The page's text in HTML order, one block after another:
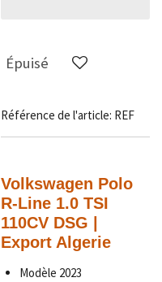
Épuisé
Référence de l'article: REF
Volkswagen Polo
R-Line 1.0 TSI
110CV DSG |
Export Algerie
Modèle 2023